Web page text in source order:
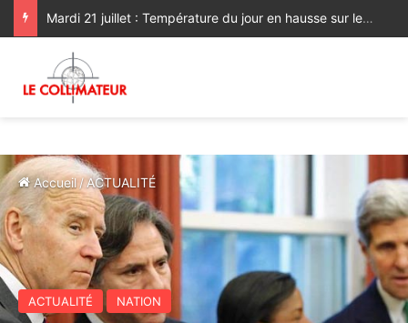
Mardi 21 juillet : Température du jour en hausse sur les plaines nord
Accueil/ ACTUALITÉ
ACTUALITÉ NATION